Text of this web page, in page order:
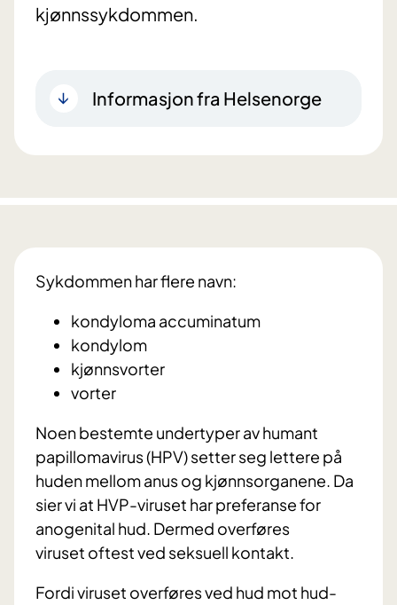
kjønnssykdommen.
Informasjon fra Helsenorge
Sykdommen har flere navn:
kondyloma accuminatum
kondylom
kjønnsvorter
vorter
Noen bestemte undertyper av humant
papillomavirus (HPV) setter seg lettere på
huden mellom anus og kjønnsorganene. Da
sier vi at HVP-viruset har preferanse for
anogenital hud. Dermed overføres
viruset oftest ved seksuell kontakt.
Fordi viruset overføres ved hud mot hud-